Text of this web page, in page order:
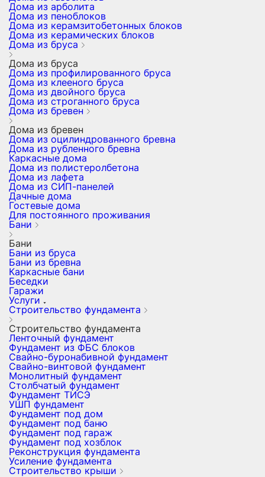
Дома из арболита
Дома из пеноблоков
Дома из керамзитобетонных блоков
Дома из керамических блоков
Дома из бруса
Дома из бруса
Дома из профилированного бруса
Дома из клееного бруса
Дома из двойного бруса
Дома из строганного бруса
Дома из бревен
Дома из бревен
Дома из оцилиндрованного бревна
Дома из рубленного бревна
Каркасные дома
Дома из полистеролбетона
Дома из лафета
Дома из СИП-панелей
Дачные дома
Гостевые дома
Для постоянного проживания
Бани
Бани
Бани из бруса
Бани из бревна
Каркасные бани
Беседки
Гаражи
Услуги
Строительство фундамента
Строительство фундамента
Ленточный фундамент
Фундамент из ФБС блоков
Свайно-буронабивной фундамент
Свайно-винтовой фундамент
Монолитный фундамент
Столбчатый фундамент
Фундамент ТИСЭ
УШП фундамент
Фундамент под дом
Фундамент под баню
Фундамент под гараж
Фундамент под хозблок
Реконструкция фундамента
Усиление фундамента
Строительство крыши